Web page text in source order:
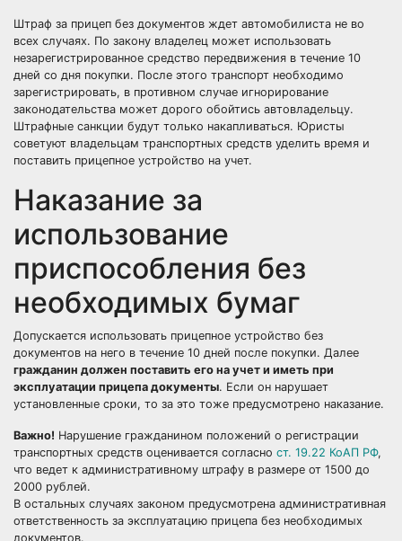
Штраф за прицеп без документов ждет автомобилиста не во
всех случаях. По закону владелец может использовать
незарегистрированное средство передвижения в течение 10
дней со дня покупки. После этого транспорт необходимо
зарегистрировать, в противном случае игнорирование
законодательства может дорого обойтись автовладельцу.
Штрафные санкции будут только накапливаться. Юристы
советуют владельцам транспортных средств уделить время и
поставить прицепное устройство на учет.
Наказание за
использование
приспособления без
необходимых бумаг
Допускается использовать прицепное устройство без
документов на него в течение 10 дней после покупки. Далее
гражданин должен поставить его на учет и иметь при
эксплуатации прицепа документы. Если он нарушает
установленные сроки, то за это тоже предусмотрено наказание.
Важно! Нарушение гражданином положений о регистрации
транспортных средств оценивается согласно ст. 19.22 КоАП РФ,
что ведет к административному штрафу в размере от 1500 до
2000 рублей.
В остальных случаях законом предусмотрена административная
ответственность за эксплуатацию прицепа без необходимых
документов.